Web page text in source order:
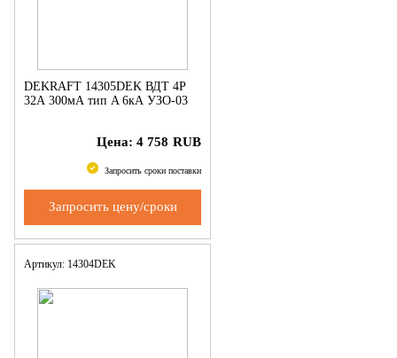
DEKRAFT 14305DEK ВДТ 4P
32А 300мА тип A 6кА УЗО-03
Цена: 4 758 RUB
Запросить сроки поставки
Запросить цену/сроки
Артикул: 14304DEK